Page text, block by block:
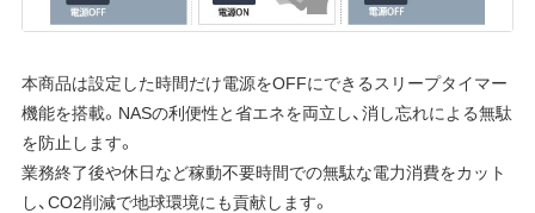
本商品は設定した時間だけ電源をOFFにできるスリープタイマー
機能を搭載。NASの利便性と省エネを両立し、消し忘れによる無駄
を防止します。
業務終了後や休日など稼動不要時間での無駄な電力消費をカット
し、CO2削減で地球環境にも貢献します。